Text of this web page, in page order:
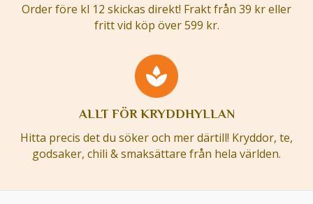
Order före kl 12 skickas direkt! Frakt från 39 kr eller
fritt vid köp över 599 kr.
ALLT FÖR KRYDDHYLLAN
Hitta precis det du söker och mer därtill! Kryddor, te,
godsaker, chili & smaksättare från hela världen.